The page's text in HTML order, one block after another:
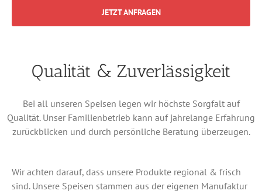
JETZT ANFRAGEN
Qualität & Zuverlässigkeit
Bei all unseren Speisen legen wir höchste Sorgfalt auf
Qualität. Unser Familienbetrieb kann auf jahrelange Erfahrung
zurückblicken und durch persönliche Beratung überzeugen.
Wir achten darauf, dass unsere Produkte regional & frisch
sind. Unsere Speisen stammen aus der eigenen Manufaktur